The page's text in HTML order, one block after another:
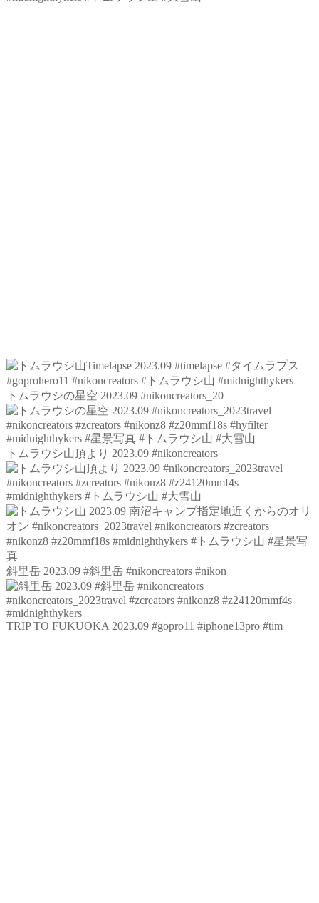
トムラウシの星空 2023.09 #nikoncreators_20
トムラウシ山頂より 2023.09 #nikoncreators
斜里岳 2023.09 #斜里岳 #nikoncreators #nikon
TRIP TO FUKUOKA 2023.09 #gopro11 #iphone13pro #tim